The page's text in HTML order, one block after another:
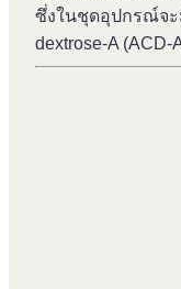
ซึ่งในชุดอุปกรณ์จะ
dextrose-A